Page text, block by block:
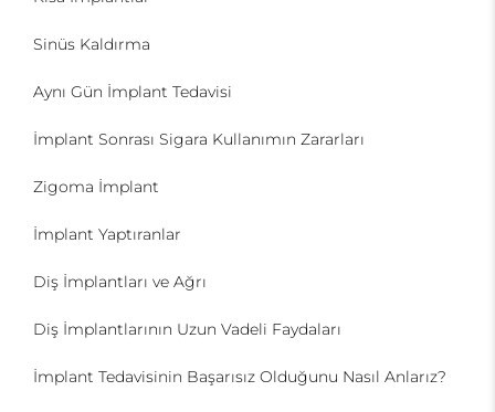
Sinüs Kaldırma
Aynı Gün İmplant Tedavisi
İmplant Sonrası Sigara Kullanımın Zararları
Zigoma İmplant
İmplant Yaptıranlar
Diş İmplantları ve Ağrı
Diş İmplantlarının Uzun Vadeli Faydaları
İmplant Tedavisinin Başarısız Olduğunu Nasıl Anlarız?